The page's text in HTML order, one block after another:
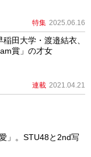
特集 2025.06.16
田大学・渡邉結衣、
賞」の才女
連載 2021.04.21
」。STU48と2nd写